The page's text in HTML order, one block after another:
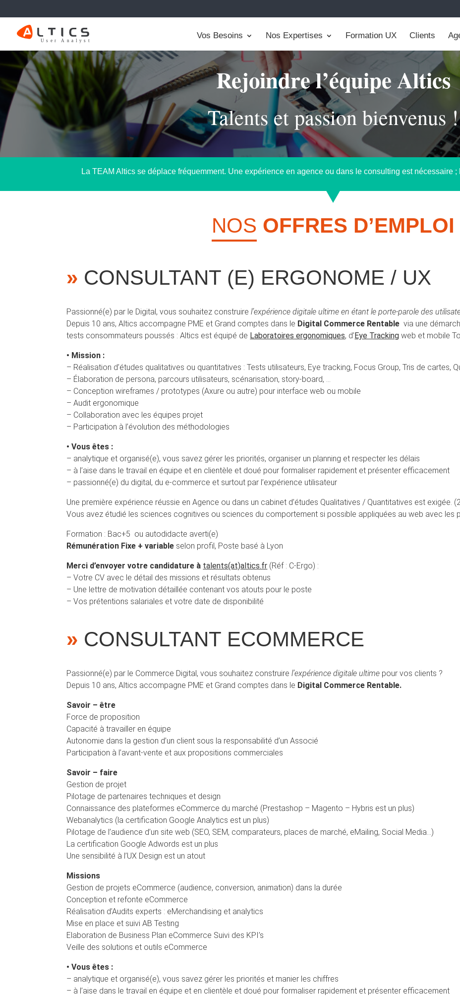
Vos Besoins Nos Expertises Formation UX Clients
Rejoindre l’équipe Altics
Talents et passion bienvenus !
La TEAM Altics se déplace fréquemment. Une expérience en agence ou dans le consulting est nécessaire ;
NOS OFFRES D’EMPLOI
» CONSULTANT (E) ERGONOME / UX
Passionné(e) par le Digital, vous souhaitez construirel’expérience digitale ultime en étant le porte-parole des
Depuis 10 ans, Altics accompagne PME et Grand comptes dans le Digital Commerce Rentable via une
tests consommateurs poussés : Altics est équipé de Laboratoires ergonomiques, d’Eye Tracking web et mobile
• Mission :
– Réalisation d’études qualitatives ou quantitatives : Tests utilisateurs, Eye tracking, Focus Group, Tris de cartes,
– Élaboration de persona, parcours utilisateurs, scénarisation, story-board, …
– Conception wireframes / prototypes (Axure ou autre) pour interface web ou mobile
– Audit ergonomique
– Collaboration avec les équipes projet
– Participation à l’évolution des méthodologies
• Vous êtes :
– analytique et organisé(e), vous savez gérer les priorités, organiser un planning et respecter les délais
– à l’aise dans le travail en équipe et en clientèle et doué pour formaliser rapidement et présenter efficacement
– passionné(e) du digital, du e-commerce et surtout par l’expérience utilisateur
Une première expérience réussie en Agence ou dans un cabinet d’études Qualitatives / Quantitatives est exigée.
Vous avez étudié les sciences cognitives ou sciences du comportement si possible appliquées au web avec les
Formation : Bac+5 ou autodidacte averti(e)
Rémunération Fixe + variable selon profil, Poste basé à Lyon
Merci d’envoyer votre candidature à talents(at)altics.fr (Réf : C-Ergo) :
– Votre CV avec le détail des missions et résultats obtenus
– Une lettre de motivation détaillée contenant vos atouts pour le poste
– Vos prétentions salariales et votre date de disponibilité
» CONSULTANT ECOMMERCE
Passionné(e) par le Commerce Digital, vous souhaitez construirel’expérience digitale ultime pour vos clients ?
Depuis 10 ans, Altics accompagne PME et Grand comptes dans le Digital Commerce Rentable.
Savoir – être
Force de proposition
Capacité à travailler en équipe
Autonomie dans la gestion d’un client sous la responsabilité d’un Associé
Participation à l’avant-vente et aux propositions commerciales
Savoir – faire
Gestion de projet
Pilotage de partenaires techniques et design
Connaissance des plateformes eCommerce du marché (Prestashop – Magento – Hybris est un plus)
Webanalytics (la certification Google Analytics est un plus)
Pilotage de l’audience d’un site web (SEO, SEM, comparateurs, places de marché, eMailing, Social Media…)
La certification Google Adwords est un plus
Une sensibilité à l’UX Design est un atout
Missions
Gestion de projets eCommerce (audience, conversion, animation) dans la durée
Conception et refonte eCommerce
Réalisation d’Audits experts : eMerchandising et analytics
Mise en place et suivi AB Testing
Elaboration de Business Plan eCommerce Suivi des KPI’s
Veille des solutions et outils eCommerce
• Vous êtes :
– analytique et organisé(e), vous savez gérer les priorités et manier les chiffres
– à l’aise dans le travail en équipe et en clientèle et doué pour formaliser rapidement et présenter efficacement